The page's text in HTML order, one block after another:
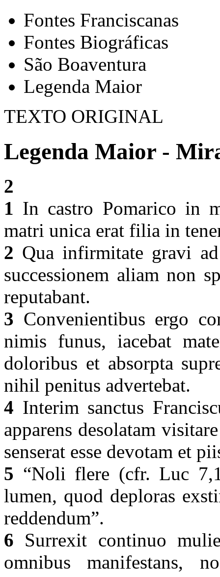
Fontes Franciscanas
Fontes Biográficas
São Boaventura
Legenda Maior
TEXTO ORIGINAL
Legenda Maior -
2
1 In castro Pomarico in
matri unica erat filia in
2 Qua infirmitate gravi
successionem aliam non
reputabant.
3 Convenientibus ergo
nimis funus, iacebat
doloribus et absorpta
nihil penitus advertebat.
4 Interim sanctus
apparens desolatam
senserat esse devotam et
5 “Noli flere (cfr. Luc
lumen, quod deploras
reddendum”.
6 Surrexit continuo
omnibus manifestans,